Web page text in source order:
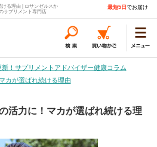
ける理由 | ロサンゼルスか
サプリメント専門店
最短5日 でお届け
新！サプリメントアドバイザー健康コラム
カが選ばれ続ける理由
活力に！マカが選ばれ続ける理